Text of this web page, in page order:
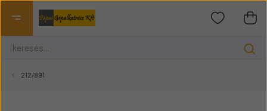
212/891